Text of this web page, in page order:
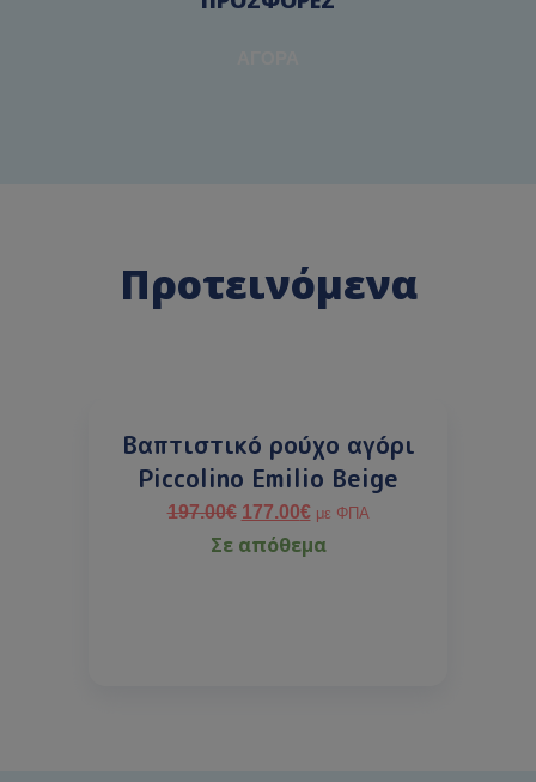
Προτεινόμενα
Βαπτιστικό ρούχο αγόρι
Piccolino Emilio Beige
197.00€ 177.00€ με ΦΠΑ
Σε απόθεμα